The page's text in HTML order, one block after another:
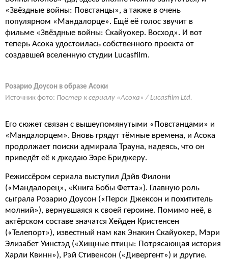
«Звёздные войны: Повстанцы», а также в очень
популярном «Мандалорце». Ещё её голос звучит в
фильме «Звёздные войны: Скайуокер. Восход». И вот
теперь Асока удостоилась собственного проекта от
создавшей вселенную студии Lucasfilm.
Розарио Доусон в образе Асоки
Источник фото: Постер к сериалу «Асока» / Lucasfilm Ltd.
Его сюжет связан с вышеупомянутыми «Повстанцами» и
«Мандалорцем». Вновь грядут тёмные времена, и Асока
продолжает поиски адмирала Трауна, надеясь, что он
приведёт её к джедаю Эзре Бриджеру.
Режиссёром сериала выступил Дэйв Филони
(«Мандалорец», «Книга Бобы Фетта»). Главную роль
сыграла Розарио Доусон («Перси Джексон и похититель
молний»), вернувшаяся к своей героине. Помимо неё, в
актёрском составе значатся Хейден Кристенсен
(«Телепорт»), известный нам как Энакин Скайуокер, Мэри
Элизабет Уинстэд («Хищные птицы: Потрясающая история
Харли Квинн»), Рэй Стивенсон («Дивергент») и другие.